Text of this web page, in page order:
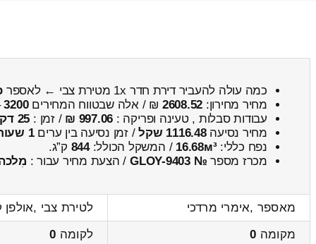
כמה עולה להעביר דירת חדר 1x מטירת צבי ← לאספר
מחיר מחירון: 2608.52 ₪ / אלה שבטווח המחירים3200
עבודות סבלות , טעינה ופריקה : 997.06 ₪ / זמן : 25 דקות 55 שניות
מחיר נסיעה1116.48 שקל / זמן נסיעה בין ערים1 שעות , 45 דקות
נפח כללי:16.68м³ / המשקל הכולל:844 ק”ג.
מכרז מספר № GLOY-9403 / הצעת מחיר עבור :
מאספר ,אימרי מרדכי
לטירת צבי ,אולפן
מקומה 0 לקומה 0